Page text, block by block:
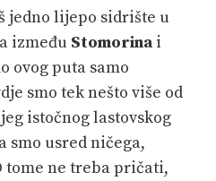
jedno lijepo sidrište u
između Stomorina i
ovog puta samo
smo tek nešto više od
istočnog lastovskog
smo usred ničega,
ne treba pričati,